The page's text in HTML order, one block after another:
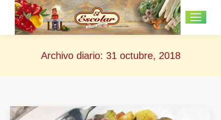
Archivo diario: 31 octubre, 2018